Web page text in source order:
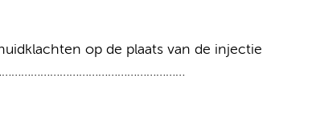
op de plaats van de injectie